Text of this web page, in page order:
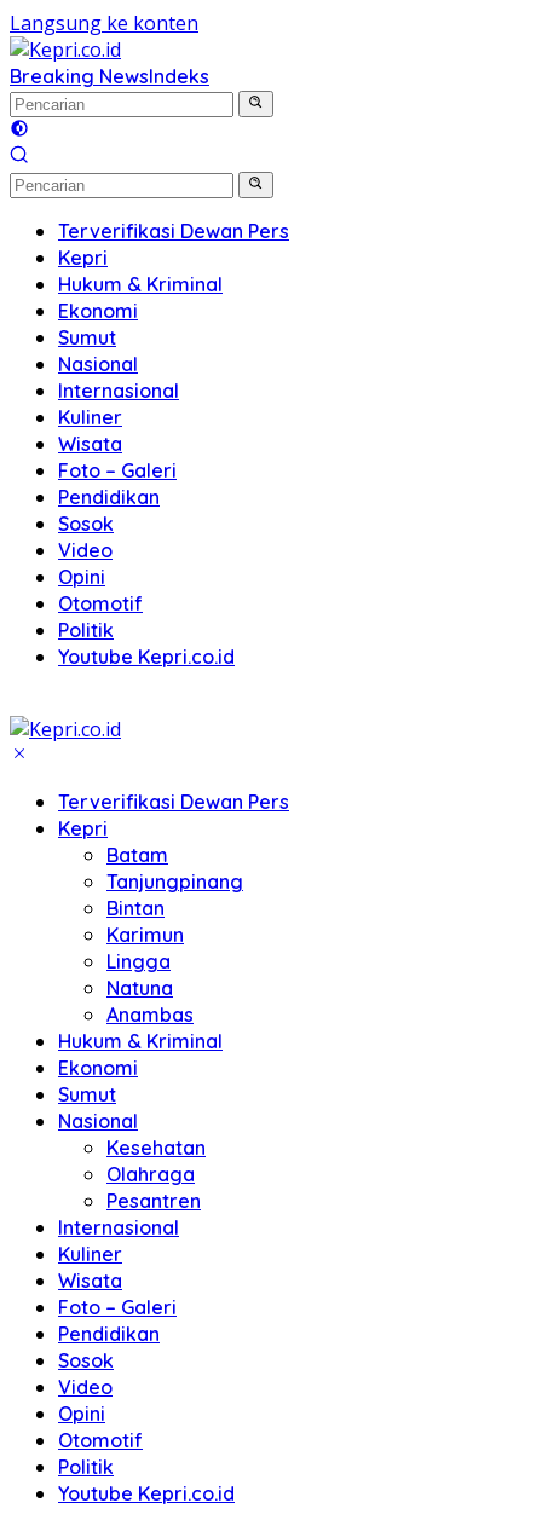
Langsung ke konten
Breaking NewsIndeks
Terverifikasi Dewan Pers
Kepri
Hukum & Kriminal
Ekonomi
Sumut
Nasional
Internasional
Kuliner
Wisata
Foto – Galeri
Pendidikan
Sosok
Video
Opini
Otomotif
Politik
Youtube Kepri.co.id
Terverifikasi Dewan Pers
Kepri
Batam
Tanjungpinang
Bintan
Karimun
Lingga
Natuna
Anambas
Hukum & Kriminal
Ekonomi
Sumut
Nasional
Kesehatan
Olahraga
Pesantren
Internasional
Kuliner
Wisata
Foto – Galeri
Pendidikan
Sosok
Video
Opini
Otomotif
Politik
Youtube Kepri.co.id